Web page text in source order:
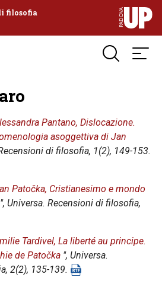
filosofia
Pantano, Dislocazione.
asoggettiva di Jan
di filosofia, 1(2), 149-153.
Patočka, Cristianesimo e mondo
", Universa. Recensioni di filosofia,
Tardivel, La liberté au principe.
de Patočka ", Universa.
, 2(2), 135-139.